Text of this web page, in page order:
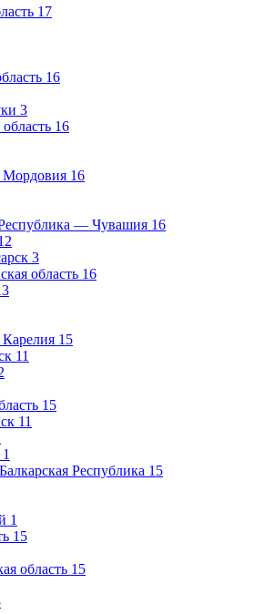
17
16
3
16
Мордовия 16
— Чувашия 16
3
область 16
15
11
15
11
1
Республика 15
1
15
область 15